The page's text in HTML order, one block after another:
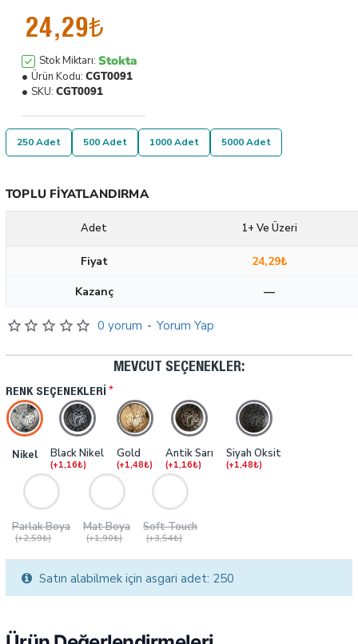
0 yorum - Yorum Yap
24,29₺
Stok Miktarı: Stokta
Ürün Kodu: CGT0091
SKU: CGT0091
250 Adet 500 Adet 1000 Adet 5000 Adet
MEVCUT SEÇENEKLER:
RENK SEÇENEKLERI
Nikel Black Nikel
(+1,16₺)
Gold
(+1,48₺)
Antik Sarı
(+1,16₺)
Siyah Oksit
(+1,48₺)
Parlak Boya
(+2,59₺)
Mat Boya
(+1,90₺)
Soft Touch
(+3,54₺)
Satın alabilmek için asgari adet: 250
TOPLU FIYATLANDIRMA
Adet 1+ Ve Üzeri
Fiyat
24,29₺
Kazanç
—